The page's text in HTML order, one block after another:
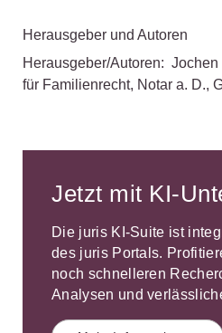
Herausgeber und Autoren
Herausgeber/Autoren: Jochen
für Familienrecht, Notar a. D.,
Jetzt mit KI-
Die juris KI-Suite ist
des juris Portals.
noch schnelleren
Analysen und